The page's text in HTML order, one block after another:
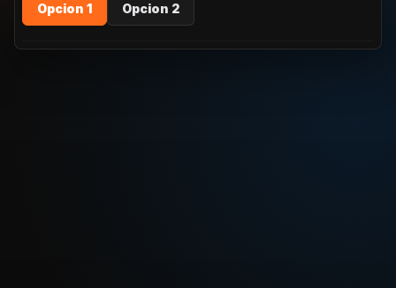
Opcion 1 Opcion 2